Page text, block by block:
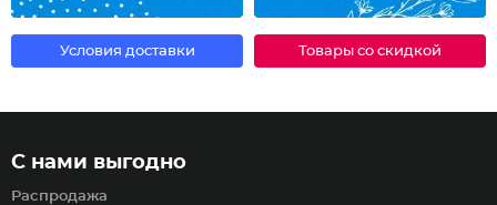
Условия доставки Товары со скидкой
С нами выгодно
Распродажа